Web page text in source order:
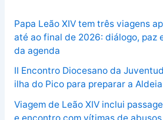
Papa Leão XIV tem três viagens
até ao final de 2026: diálogo, paz
da agenda
II Encontro Diocesano da
ilha do Pico para preparar a
Viagem de Leão XIV inclui